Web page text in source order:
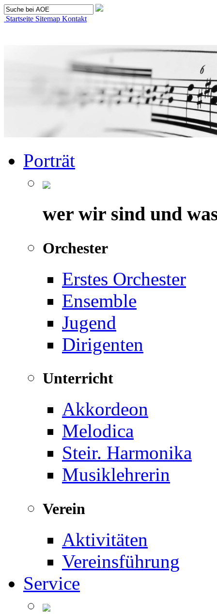
Startseite Sitemap Kontakt
Porträt
wer wir sind und
Orchester
Erstes Orchester
Ensemble
Jugend
Dirigenten
Unterricht
Akkordeon
Melodica
Steir. Harmonika
Musiklehrerin
Verein
Aktivitäten
Vereinsführung
Service